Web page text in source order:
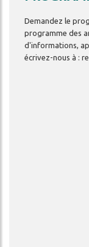
Demandez le
programme des
d'informations,